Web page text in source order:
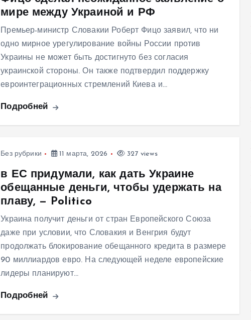
мире между Украиной и РФ
Премьер-министр Словакии Роберт Фицо заявил, что ни
одно мирное урегулирование войны России против
Украины не может быть достигнуто без согласия
украинской стороны. Он также подтвердил поддержку
евроинтеграционных стремлений Киева и…
Подробней
Без рубрики 11 марта, 2026 327 views
в ЕС придумали, как дать Украине
обещанные деньги, чтобы удержать на
плаву, — Politico
Украина получит деньги от стран Европейского Союза
даже при условии, что Словакия и Венгрия будут
продолжать блокирование обещанного кредита в размере
90 миллиардов евро. На следующей неделе европейские
лидеры планируют…
Подробней